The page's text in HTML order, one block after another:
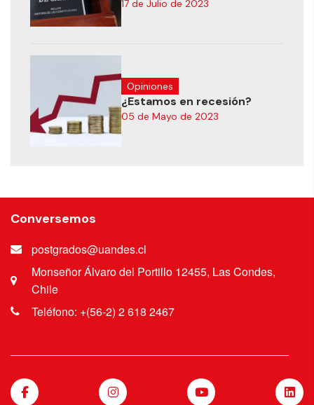
17 de Julio de 2023
Opiniones
¿Estamos en recesión?
05 de Mayo de 2023
Conversemos
postgrados@uandes.cl
Monseñor Álvaro del Portillo 12455, Las Condes,
Chile
Teléfono: +(56-2) 2 618 2467